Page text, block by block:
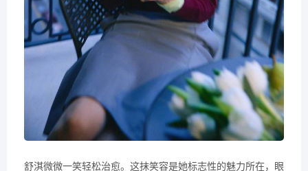
舒淇微微一笑轻松治愈。这抹笑容是她标志性的魅力所在，眼